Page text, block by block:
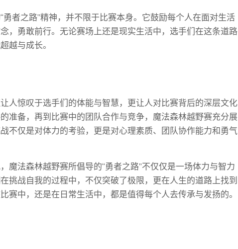
者之路”精神，并不限于比赛本身。它鼓励每个人在面对生活
，勇敢前行。无论赛场上还是现实生活中，选手们在这条道路
越与成长。
人惊叹于选手们的体能与智慧，更让人对比赛背后的深层文化
准备，再到比赛中的团队合作与竞争，魔法森林越野赛充分展
不仅是对体力的考验，更是对心理素质、团队协作能力和勇气
魔法森林越野赛所倡导的“勇者之路”不仅仅是一场体力与智力
挑战自我的过程中，不仅突破了极限，更在人生的道路上找到
赛中，还是在日常生活中，都是值得每个人去传承与发扬的。